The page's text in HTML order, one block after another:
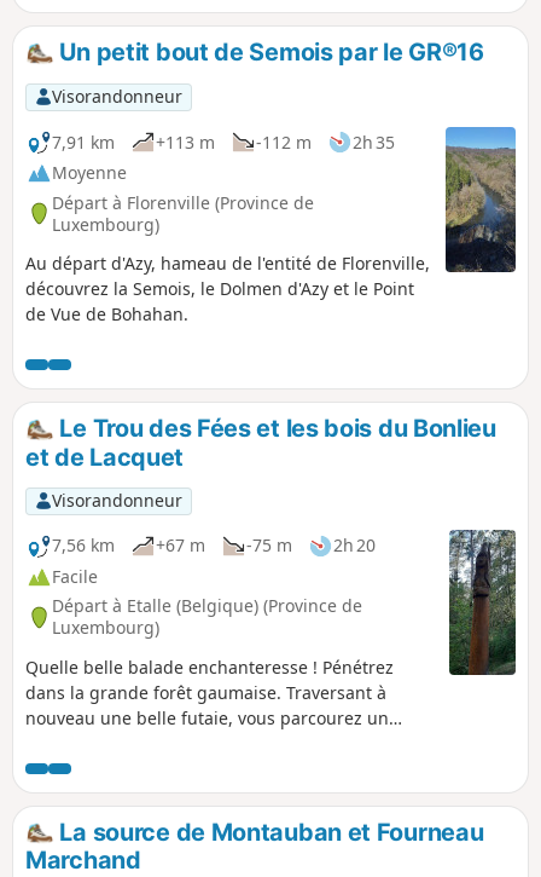
Un petit bout de Semois par le GR®16
Visorandonneur
7,91 km
+113 m -112 m
2h 35
Moyenne
Départ à Florenville (Province de
Luxembourg)
Au départ d'Azy, hameau de l'entité de Florenville,
découvrez la Semois, le Dolmen d'Azy et le Point
de Vue de Bohahan.
Le Trou des Fées et les bois du Bonlieu
et de Lacquet
Visorandonneur
7,56 km
+67 m -75 m
2h 20
Facile
Départ à Etalle (Belgique) (Province de
Luxembourg)
Quelle belle balade enchanteresse ! Pénétrez
dans la grande forêt gaumaise. Traversant à
nouveau une belle futaie, vous parcourez un
vous allez découvrir en son plein cœur le Trou des
Fées. Cette étonnante montagne de sable est
composée de plusieurs galeries que l’érosion
naturelle a creusées.
La source de Montauban et Fourneau
Marchand